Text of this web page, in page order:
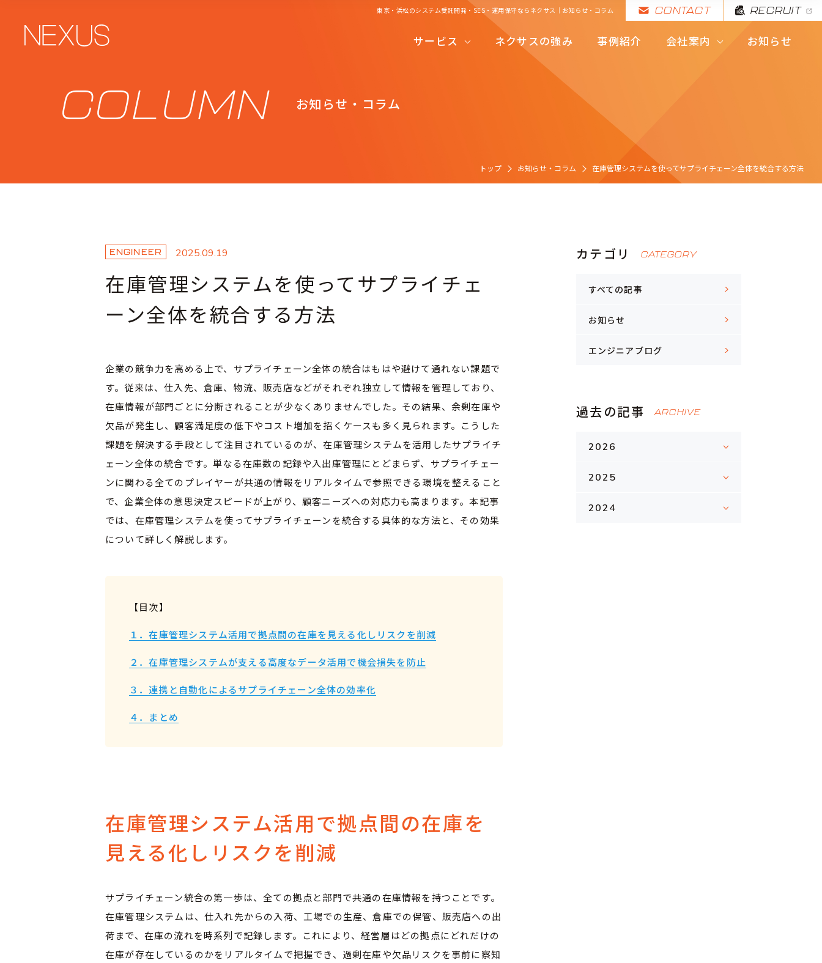
東京・浜松のシステム受託開発・SES・運用保守ならネクサス｜お知らせ・コラム CONTACT RECRUIT
サービス
システム受託開発
システムエンジリアニングサービス
ネクサスの強み 事例紹介 会社案内 お知らせ
システムコンサルティング
システムエンジリアニングサービス
代表挨拶・理念
拠点・会社概要
COLUMN お知らせ・コラム
トップ お知らせ・コラム 在庫管理システムを使ってサプライチェーン全体を統合する方法
ENGINEER 2025.09.19
在庫管理システムを使ってサプライチェ
ーン全体を統合する方法
企業の競争力を高める上で、サプライチェーン全体の統合はもはや避けて通れない課題で
す。従来は、仕入先、倉庫、物流、販売店などがそれぞれ独立して情報を管理しており、
在庫情報が部門ごとに分断されることが少なくありませんでした。その結果、余剰在庫や
欠品が発生し、顧客満足度の低下やコスト増加を招くケースも多く見られます。こうした
課題を解決する手段として注目されているのが、在庫管理システムを活用したサプライチ
ェーン全体の統合です。単なる在庫数の記録や入出庫管理にとどまらず、サプライチェー
ンに関わる全てのプレイヤーが共通の情報をリアルタイムで参照できる環境を整えること
で、企業全体の意思決定スピードが上がり、顧客ニーズへの対応力も高まります。本記事
では、在庫管理システムを使ってサプライチェーンを統合する具体的な方法と、その効果
について詳しく解説します。
【目次】
１．在庫管理システム活用で拠点間の在庫を見える化しリスクを削減
２．在庫管理システムが支える高度なデータ活用で機会損失を防止
３．連携と自動化によるサプライチェーン全体の効率化
４．まとめ
在庫管理システム活用で拠点間の在庫を
見える化しリスクを削減
サプライチェーン統合の第一歩は、全ての拠点と部門で共通の在庫情報を持つことです。
在庫管理システムは、仕入れ先からの入荷、工場での生産、倉庫での保管、販売店への出
荷まで、在庫の流れを時系列で記録します。これにより、経営層はどの拠点にどれだけの
在庫が存在しているのかをリアルタイムで把握でき、過剰在庫や欠品リスクを事前に察知
カテゴリ CATEGORY
すべての記事
お知らせ
エンジニアブログ
過去の記事 ARCHIVE
2026
2025
2024